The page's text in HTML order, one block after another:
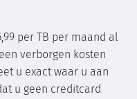
per TB per maand al
verborgen kosten
u exact waar u aan
u geen creditcard